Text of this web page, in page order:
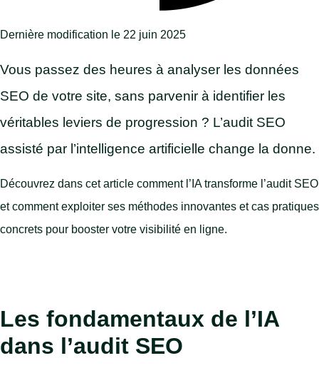
Dernière modification le 22 juin 2025
Vous passez des heures à analyser les données
SEO de votre site, sans parvenir à identifier les
véritables leviers de progression ? L’audit SEO
assisté par l’intelligence artificielle change la donne.
Découvrez dans cet article comment l’IA transforme l’audit SEO
et comment exploiter ses méthodes innovantes et cas pratiques
concrets pour booster votre visibilité en ligne.
Les fondamentaux de l’IA
dans l’audit SEO